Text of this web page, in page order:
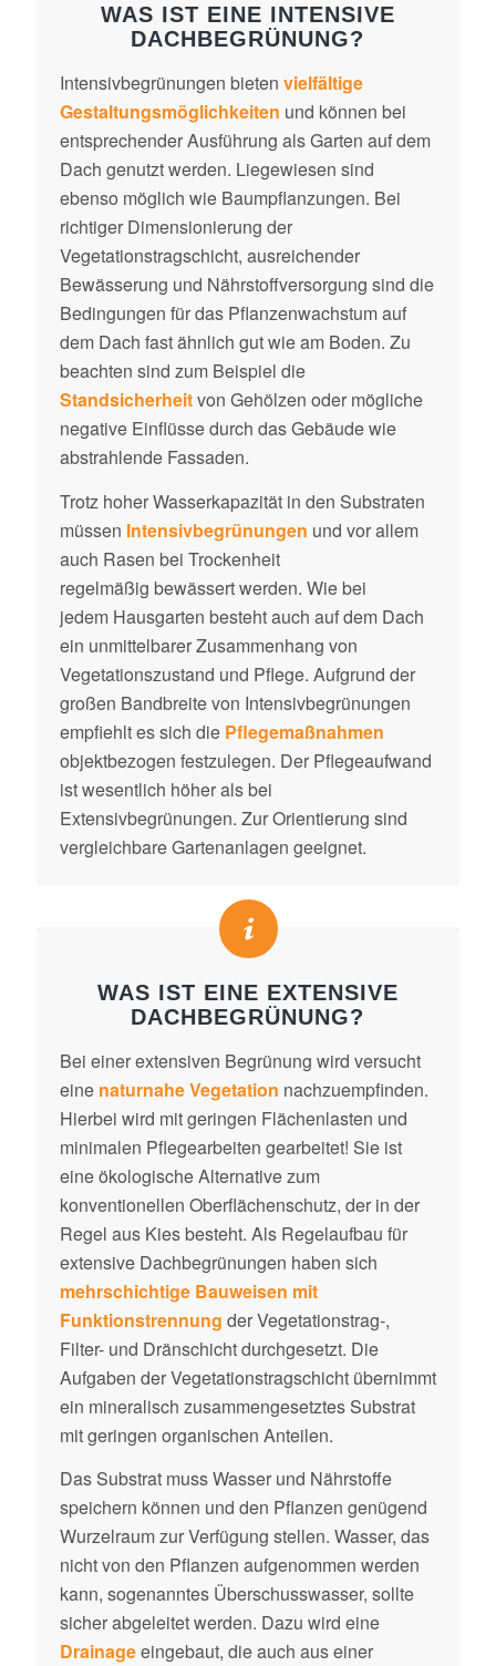
WAS IST EINE INTENSIVE
DACHBEGRÜNUNG?
Intensivbegrünungen bieten vielfältige
Gestaltungsmöglichkeiten und können bei
entsprechender Ausführung als Garten auf dem
Dach genutzt werden. Liegewiesen sind
ebenso möglich wie Baumpflanzungen. Bei
richtiger Dimensionierung der
Vegetationstragschicht, ausreichender
Bewässerung und Nährstoffversorgung sind die
Bedingungen für das Pflanzenwachstum auf
dem Dach fast ähnlich gut wie am Boden. Zu
beachten sind zum Beispiel die
Standsicherheitvon Gehölzen oder mögliche
negative Einflüsse durch das Gebäude wie
abstrahlende Fassaden.
Trotz hoher Wasserkapazität in den Substraten
müssen Intensivbegrünungen und vor allem
auch Rasen bei Trockenheit
regelmäßig bewässert werden. Wie bei
jedem Hausgarten besteht auch auf dem Dach
ein unmittelbarer Zusammenhang von
Vegetationszustand und Pflege. Aufgrund der
großen Bandbreite von Intensivbegrünungen
empfiehlt es sich die Pflegemaßnahmen
objektbezogen festzulegen. Der Pflegeaufwand
ist wesentlich höher als bei
Extensivbegrünungen. Zur Orientierung sind
vergleichbare Gartenanlagen geeignet.
WAS IST EINE EXTENSIVE
DACHBEGRÜNUNG?
Bei einer extensiven Begrünung wird versucht
eine naturnahe Vegetation nachzuempfinden.
Hierbei wird mit geringen Flächenlasten und
minimalen Pflegearbeiten gearbeitet! Sie ist
eine ökologische Alternative zum
konventionellen Oberflächenschutz, der in der
Regel aus Kies besteht. Als Regelaufbau für
extensive Dachbegrünungen haben sich
mehrschichtige Bauweisen mit
Funktionstrennung der Vegetationstrag-,
Filter- und Dränschicht durchgesetzt. Die
Aufgaben der Vegetationstragschicht übernimmt
ein mineralisch zusammengesetztes Substrat
mit geringen organischen Anteilen.
Das Substrat muss Wasser und Nährstoffe
speichern können und den Pflanzen genügend
Wurzelraum zur Verfügung stellen. Wasser, das
nicht von den Pflanzen aufgenommen werden
kann, sogenanntes Überschusswasser, sollte
sicher abgeleitet werden. Dazu wird eine
Drainageeingebaut, die auch aus einer